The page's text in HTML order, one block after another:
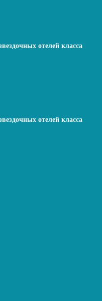
отелей класса
отелей класса